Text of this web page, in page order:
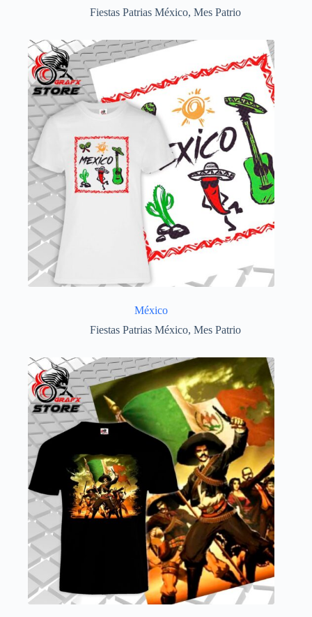
Fiestas Patrias México, Mes Patrio
México
Fiestas Patrias México, Mes Patrio